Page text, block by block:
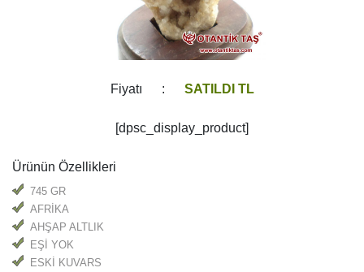
Fiyatı : SATILDI TL
[dpsc_display_product]
Ürünün Özellikleri
745 GR
AFRİKA
AHŞAP ALTLIK
EŞİ YOK
ESKİ KUVARS